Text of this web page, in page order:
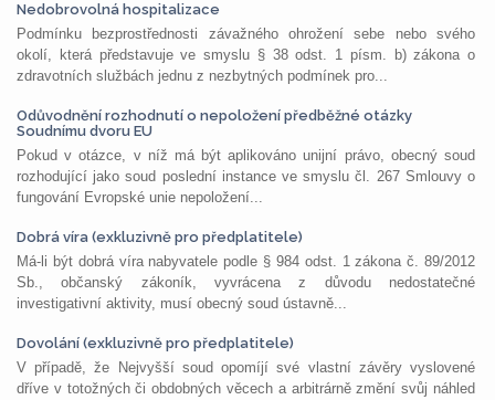
Nedobrovolná hospitalizace
Podmínku bezprostřednosti závažného ohrožení sebe nebo svého
okolí, která představuje ve smyslu § 38 odst. 1 písm. b) zákona o
zdravotních službách jednu z nezbytných podmínek pro...
Odůvodnění rozhodnutí o nepoložení předběžné otázky
Soudnímu dvoru EU
Pokud v otázce, v níž má být aplikováno unijní právo, obecný soud
rozhodující jako soud poslední instance ve smyslu čl. 267 Smlouvy o
fungování Evropské unie nepoložení...
Dobrá víra (exkluzivně pro předplatitele)
Má-li být dobrá víra nabyvatele podle § 984 odst. 1 zákona č. 89/2012
Sb., občanský zákoník, vyvrácena z důvodu nedostatečné
investigativní aktivity, musí obecný soud ústavně...
Dovolání (exkluzivně pro předplatitele)
V případě, že Nejvyšší soud opomíjí své vlastní závěry vyslovené
dříve v totožných či obdobných věcech a arbitrárně změní svůj náhled